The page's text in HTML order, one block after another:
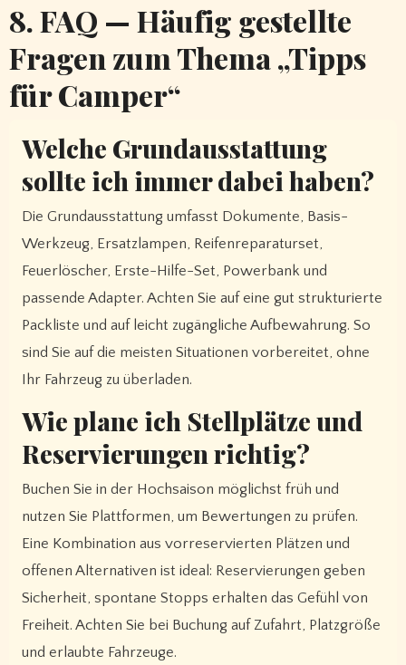
8. FAQ — Häufig gestellte
Fragen zum Thema „Tipps
für Camper“
Welche Grundausstattung
sollte ich immer dabei haben?
Die Grundausstattung umfasst Dokumente, Basis-
Werkzeug, Ersatzlampen, Reifenreparaturset,
Feuerlöscher, Erste-Hilfe-Set, Powerbank und
passende Adapter. Achten Sie auf eine gut strukturierte
Packliste und auf leicht zugängliche Aufbewahrung. So
sind Sie auf die meisten Situationen vorbereitet, ohne
Ihr Fahrzeug zu überladen.
Wie plane ich Stellplätze und
Reservierungen richtig?
Buchen Sie in der Hochsaison möglichst früh und
nutzen Sie Plattformen, um Bewertungen zu prüfen.
Eine Kombination aus vorreservierten Plätzen und
offenen Alternativen ist ideal: Reservierungen geben
Sicherheit, spontane Stopps erhalten das Gefühl von
Freiheit. Achten Sie bei Buchung auf Zufahrt, Platzgröße
und erlaubte Fahrzeuge.